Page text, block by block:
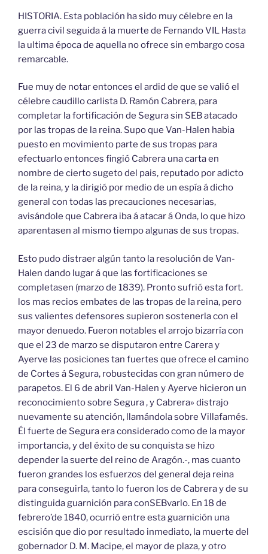
HISTORIA. Esta población ha sido muy célebre en la
guerra civil seguida á la muerte de Fernando VIL Hasta
la ultima época de aquella no ofrece sin embargo cosa
remarcable.
Fue muy de notar entonces el ardid de que se valió el
célebre caudillo carlista D. Ramón Cabrera, para
completar la fortificación de Segura sin SEB atacado
por las tropas de la reina. Supo que Van-Halen habia
puesto en movimiento parte de sus tropas para
efectuarlo entonces fingió Cabrera una carta en
nombre de cierto sugeto del pais, reputado por adicto
de la reina, y la dirigió por medio de un espía á dicho
general con todas las precauciones necesarias,
avisándole que Cabrera iba á atacar á Onda, lo que hizo
aparentasen al mismo tiempo algunas de sus tropas.
Esto pudo distraer algún tanto la resolución de Van-
Halen dando lugar á que las fortificaciones se
completasen (marzo de 1839). Pronto sufrió esta fort.
los mas recios embates de las tropas de la reina, pero
sus valientes defensores supieron sostenerla con el
mayor denuedo. Fueron notables el arrojo bizarría con
que el 23 de marzo se disputaron entre Carera y
Ayerve las posiciones tan fuertes que ofrece el camino
de Cortes á Segura, robustecidas con gran número de
parapetos. El 6 de abril Van-Halen y Ayerve hicieron un
reconocimiento sobre Segura , y Cabrera» distrajo
nuevamente su atención, llamándola sobre Villafamés.
Él fuerte de Segura era considerado como de la mayor
importancia, y del éxito de su conquista se hizo
depender la suerte del reino de Aragón.-, mas cuanto
fueron grandes los esfuerzos del general deja reina
para conseguirla, tanto lo fueron los de Cabrera y de su
distinguida guarnición para conSEBvarlo. En 18 de
febrero’de 1840, ocurrió entre esta guarnición una
escisión que dio por resultado inmediato, la muerte del
gobernador D. M. Macipe, el mayor de plaza, y otro